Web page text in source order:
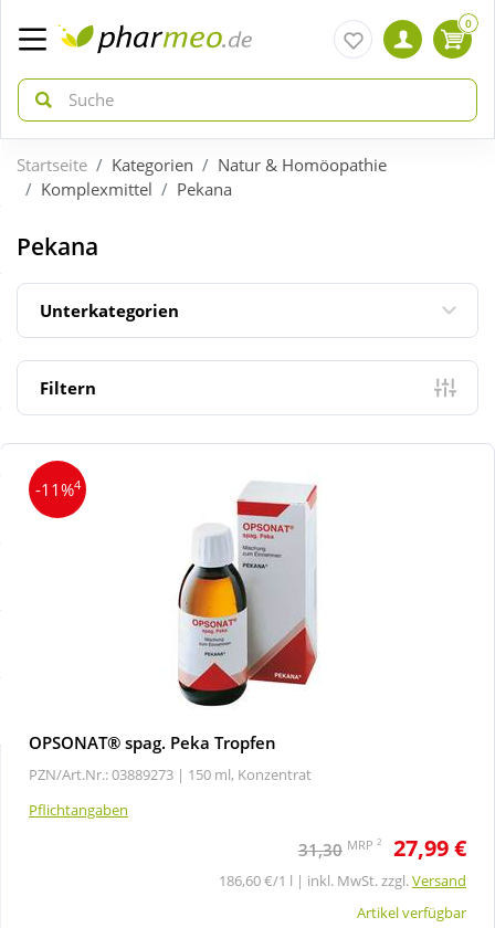
zurück
ÜBERSICHT AKTIONEN
Aktuelle Coupons
Neuheiten
Sale
zurück
ÜBERSICHT KATEGORIEN
Arzneimittel
Diabetes
Körperpflege & Kosmetik
Natur & Homöopathie
0
Startseite Kategorien
Natur & Homöopathie
Komplexmittel
Pekana
Pekana
Unterkategorien
Filtern
-11%4
OPSONAT® spag. Peka Tropfen
PZN/Art.Nr.: 03889273 | 150 ml, Konzentrat
Pflichtangaben
31,30 MRP 2 27,99 €
186,60 €/1 l | inkl. MwSt. zzgl.Versand
Artikel verfügbar